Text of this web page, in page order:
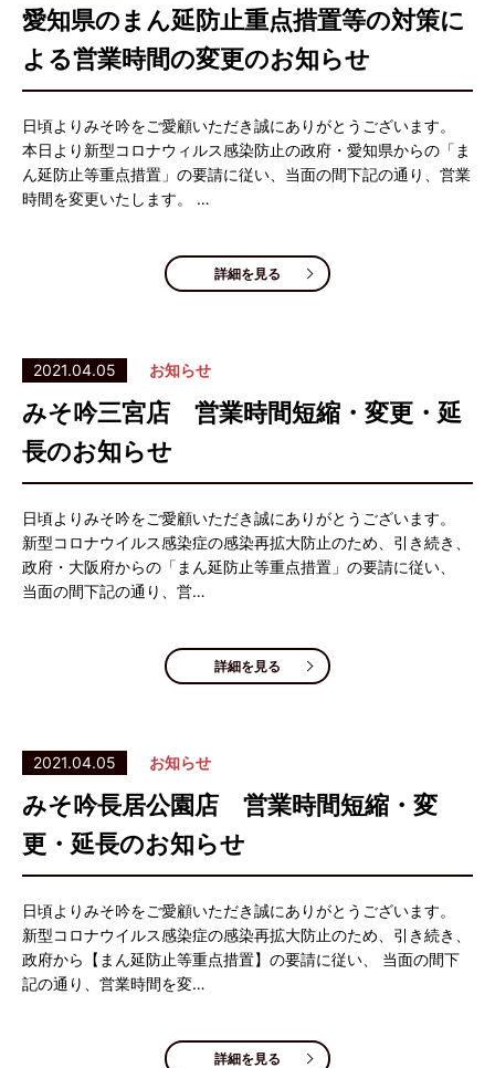
愛知県のまん延防止重点措置等の対策に
よる営業時間の変更のお知らせ
日頃よりみそ吟をご愛顧いただき誠にありがとうございます。
本日より新型コロナウィルス感染防止の政府・愛知県からの「ま
ん延防止等重点措置」の要請に従い、当面の間下記の通り、営業
時間を変更いたします。 …
詳細を見る
2021.04.05 お知らせ
みそ吟三宮店 営業時間短縮・変更・延
長のお知らせ
日頃よりみそ吟をご愛顧いただき誠にありがとうございます。
新型コロナウイルス感染症の感染再拡大防止のため、引き続き、
政府・大阪府からの「まん延防止等重点措置」の要請に従い、
当面の間下記の通り、営…
詳細を見る
2021.04.05 お知らせ
みそ吟長居公園店 営業時間短縮・変
更・延長のお知らせ
日頃よりみそ吟をご愛顧いただき誠にありがとうございます。
新型コロナウイルス感染症の感染再拡大防止のため、引き続き、
政府から【まん延防止等重点措置】の要請に従い、 当面の間下
記の通り、営業時間を変…
詳細を見る